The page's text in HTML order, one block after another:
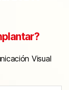
Visual